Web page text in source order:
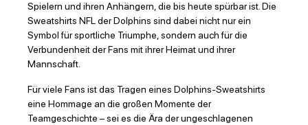
Spielern und ihren Anhängern, die bis heute spürbar ist. Die
Sweatshirts NFL der Dolphins sind dabei nicht nur ein
Symbol für sportliche Triumphe, sondern auch für die
Verbundenheit der Fans mit ihrer Heimat und ihrer
Mannschaft.
Für viele Fans ist das Tragen eines Dolphins-Sweatshirts
eine Hommage an die großen Momente der
Teamgeschichte – sei es die Ära der ungeschlagenen